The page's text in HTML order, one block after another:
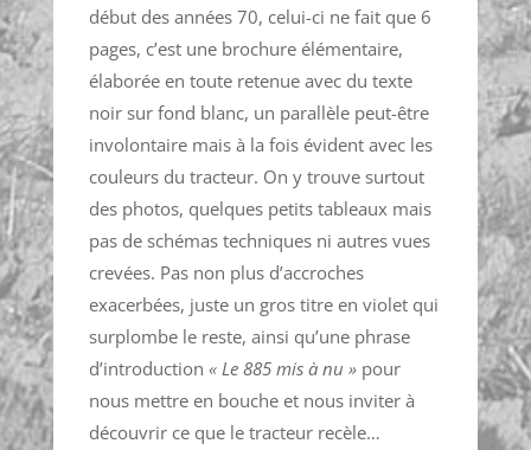
début des années 70, celui-ci ne fait que 6
pages, c’est une brochure élémentaire,
élaborée en toute retenue avec du texte
noir sur fond blanc, un parallèle peut-être
involontaire mais à la fois évident avec les
couleurs du tracteur. On y trouve surtout
des photos, quelques petits tableaux mais
pas de schémas techniques ni autres vues
crevées. Pas non plus d’accroches
exacerbées, juste un gros titre en violet qui
surplombe le reste, ainsi qu’une phrase
d’introduction « Le 885 mis à nu »pour
nous mettre en bouche et nous inviter à
découvrir ce que le tracteur recèle…